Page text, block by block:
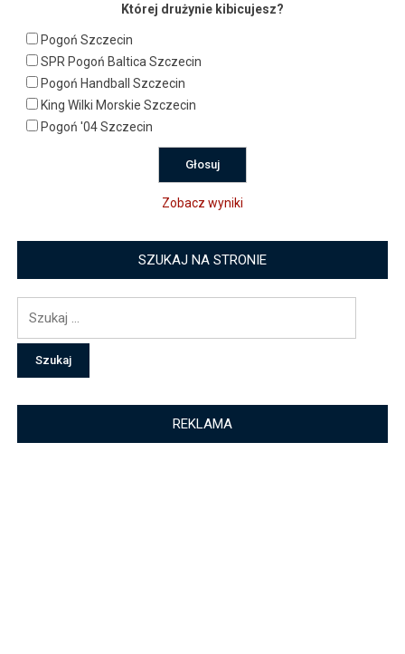
Której drużynie kibicujesz?
Pogoń Szczecin
SPR Pogoń Baltica Szczecin
Pogoń Handball Szczecin
King Wilki Morskie Szczecin
Pogoń '04 Szczecin
Zobacz wyniki
SZUKAJ NA STRONIE
REKLAMA